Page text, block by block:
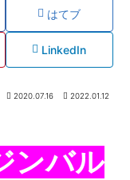
はてブ
LinkedIn
2020.07.16 2022.01.12
ンバル